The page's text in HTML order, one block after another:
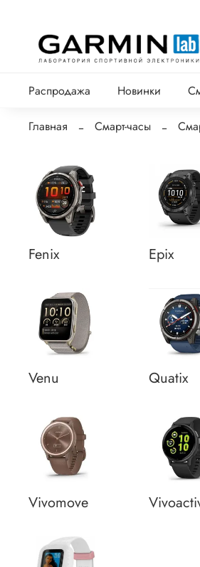
Распродажа Новинки
Главная Смарт-часы
Fenix Epix
Venu Quatix
Vivomove